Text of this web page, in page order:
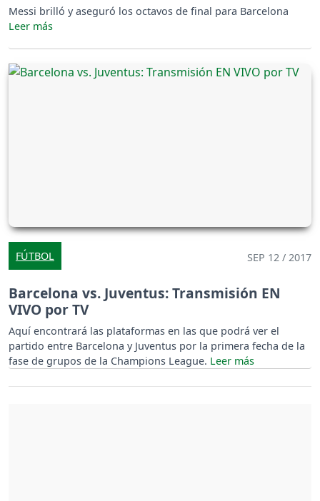
Messi brilló y aseguró los octavos de final para Barcelona
FÚTBOL SEP 12 / 2017
Barcelona vs. Juventus: Transmisión EN
VIVO por TV
Aquí encontrará las plataformas en las que podrá ver el
partido entre Barcelona y Juventus por la primera fecha de la
fase de grupos de la Champions League.